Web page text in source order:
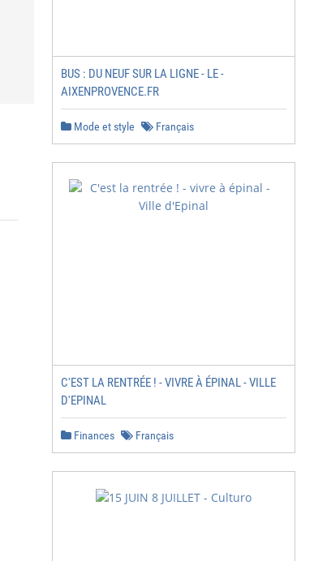
BUS : DU NEUF SUR LA LIGNE - LE -
AIXENPROVENCE.FR
Mode et style Français
C'EST LA RENTRÉE ! - VIVRE À ÉPINAL - VILLE
D'EPINAL
Finances Français